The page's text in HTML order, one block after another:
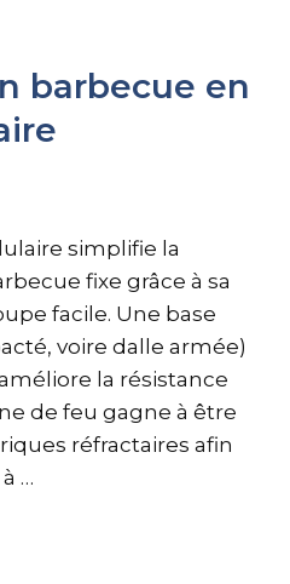
barbecue en
simplifie la
fixe grâce à sa
facile. Une base
voire dalle armée)
la résistance
de feu gagne à être
réfractaires afin
…